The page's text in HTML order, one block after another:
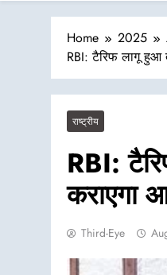
Home 2025
RBI: टैरिफ लागू हुआ
राष्ट्रीय
RBI:
कराएगा
Third-Eye